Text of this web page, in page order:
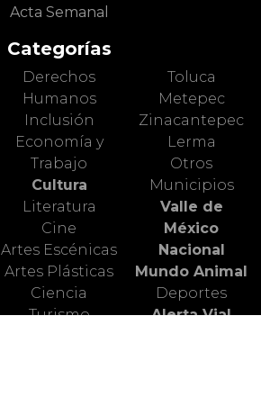
Acta Semanal
Categorías
Derechos
Humanos
Inclusión
Economía y
Trabajo
Cultura
Literatura
Cine
Artes Escénicas
Artes Plásticas
Ciencia
Turismo
Toluca
Metepec
Zinacantepec
Lerma
Otros
Municipios
Valle de
México
Nacional
Mundo Animal
Deportes
Alerta Vial